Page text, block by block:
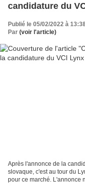
candidature du
Publié le 05/02/2022 à
Par (voir l'article)
Après l'annonce de la
slovaque, c'est au tour du
pour ce marché. L'annonce